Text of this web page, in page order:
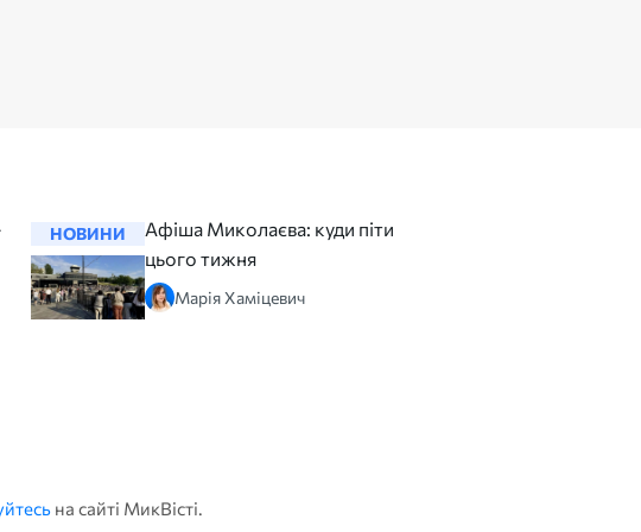
НОВИНИ
Афіша Миколаєва: куди піти
цього тижня
Марія Хаміцевич
на сайті МикВісті.